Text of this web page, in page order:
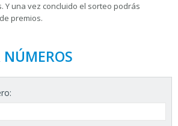
Y una vez concluido el sorteo podrás
premios.
NÚMEROS